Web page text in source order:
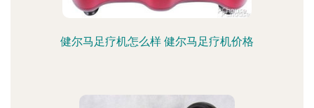
健尔马足疗机怎么样 健尔马足疗机价格